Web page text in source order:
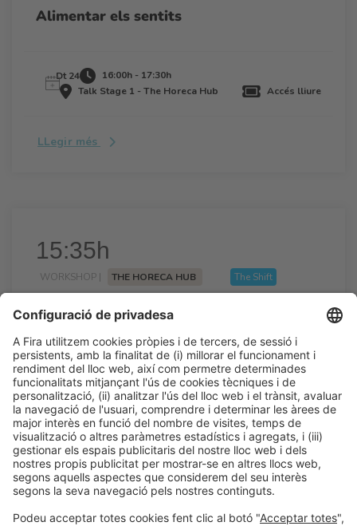
Alimentar els sentits
Dt 24
16:00h - 17:30h
Talk Stage 1 - The Horeca Hub
Accés lliure
LLegir més
15:35h
WORKSHOP | THE HORECA HUB The Shift
Nous sistemes de gestió
Dc 25
15:35h - 17:05h
Talk Stage 1 - The Horeca Hub
Accés lliure
LLegir més